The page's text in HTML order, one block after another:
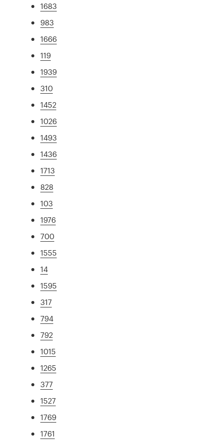
1683
983
1666
119
1939
310
1452
1026
1493
1436
1713
828
103
1976
700
1555
14
1595
317
794
792
1015
1265
377
1527
1769
1761